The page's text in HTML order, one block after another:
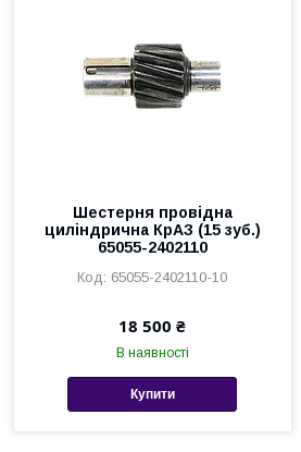
Шестерня провідна
циліндрична КрАЗ (15 зуб.)
65055-2402110
65055-2402110-10
18 500 ₴
В наявності
Купити